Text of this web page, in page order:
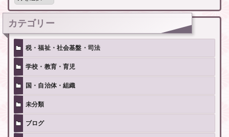
記
事
カテゴリー
税・福祉・社会基盤・司法
学校・教育・育児
国・自治体・組織
未分類
ブログ